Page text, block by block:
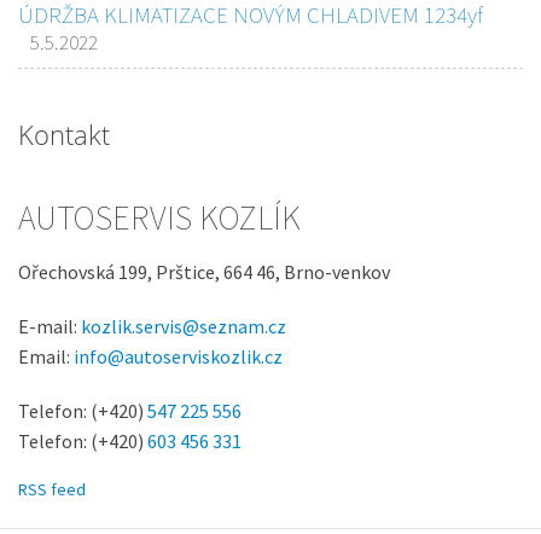
ÚDRŽBA KLIMATIZACE NOVÝM CHLADIVEM 1234yf
5.5.2022
Kontakt
AUTOSERVIS KOZLÍK
Ořechovská 199, Prštice, 664 46, Brno-venkov
E-mail: kozlik.servis@seznam.cz
Email: info@autoserviskozlik.cz
Telefon: (+420) 547 225 556
Telefon: (+420) 603 456 331
RSS feed